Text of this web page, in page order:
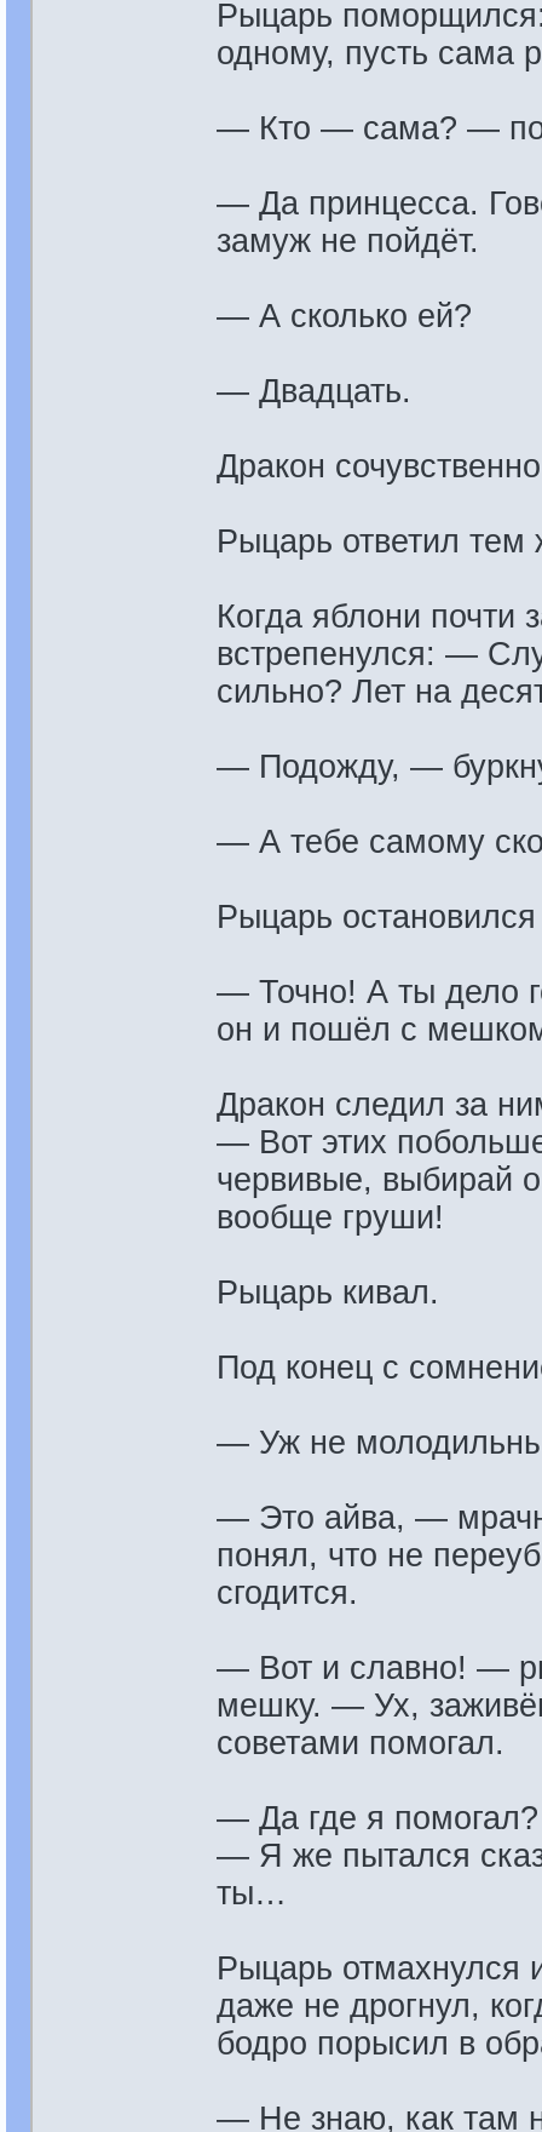
Рыцарь
одному, пусть сама
— Кто — сама? —
— Да принцесса.
замуж не пойдёт.
— А сколько ей?
— Двадцать.
Дракон
Рыцарь ответил тем
Когда яблони почти
встрепенулся: —
сильно? Лет на
— Подожду, —
— А тебе самому
Рыцарь
— Точно! А ты дело
он и пошёл с
Дракон следил за
— Вот этих
червивые, выбирай
вообще груши!
Рыцарь кивал.
Под конец с
— Уж не
— Это айва, —
понял, что не
сгодится.
— Вот и славно! —
мешку. — Ух,
советами помогал.
— Да где я
— Я же пытался
ты…
Рыцарь отмахнулся
даже не дрогнул,
бодро порысил в
— Не знаю, как там